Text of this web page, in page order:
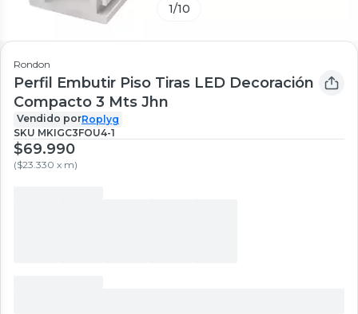
1/10
Rondon
Perfil Embutir Piso Tiras LED Decoración
Compacto 3 Mts Jhn
Vendido porRoplyg
SKU MKIGC3FOU4-1
$69.990
($23.330 x m)